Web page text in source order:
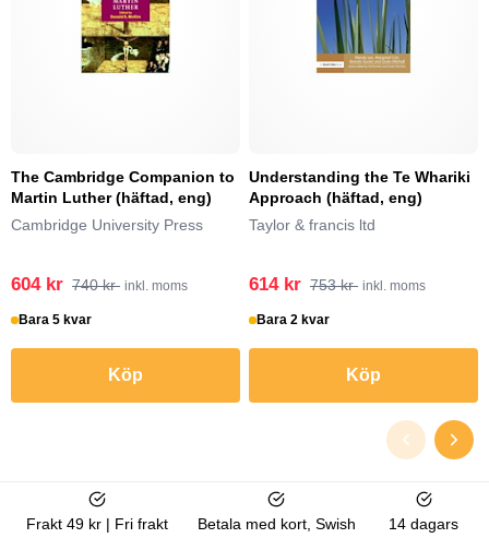
The Cambridge Companion to
Martin Luther (häftad, eng)
Cambridge University Press
604 kr 740 kr inkl. moms
Bara 5 kvar
Köp
Understanding the Te Whariki
Approach (häftad, eng)
Taylor & francis ltd
614 kr 753 kr inkl. moms
Bara 2 kvar
Köp
Frakt 49 kr | Fri frakt
Betala med kort, Swish
14 dagars